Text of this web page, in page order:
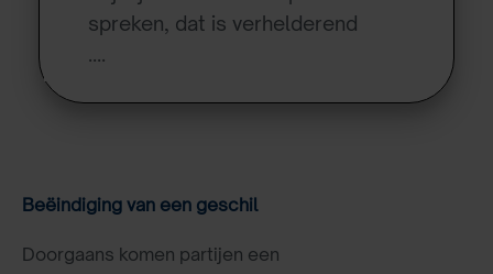
spreken, dat is verhelderend
….
Beëindiging van een geschil
Doorgaans komen partijen een